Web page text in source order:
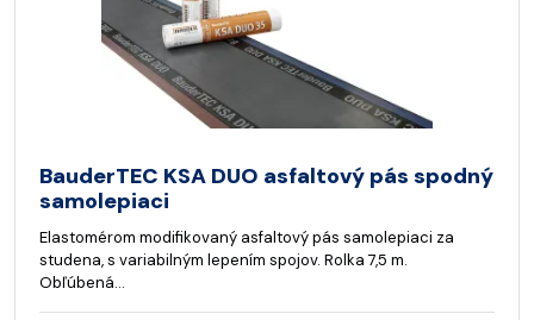
BauderTEC KSA DUO asfaltový pás spodný
samolepiaci
Elastomérom modifikovaný asfaltový pás samolepiaci za
studena, s variabilným lepením spojov. Rolka 7,5 m.
Obľúbená…